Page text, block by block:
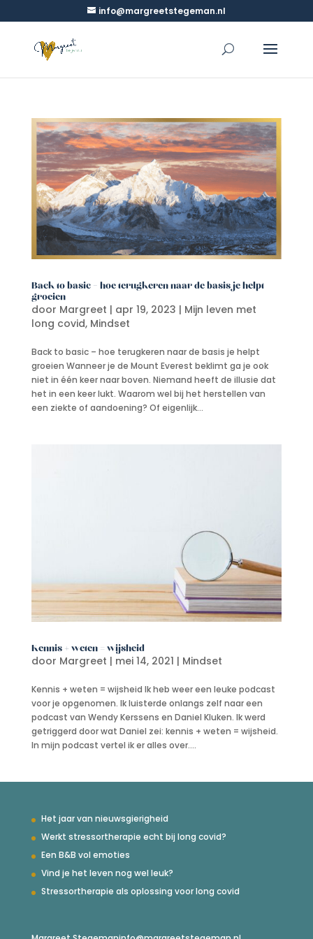
info@margreetstegeman.nl
Back to basic – hoe terugkeren naar de basis je helpt
groeien
door Margreet | apr 19, 2023 | Mijn leven met
long covid, Mindset
Back to basic – hoe terugkeren naar de basis je helpt
groeien Wanneer je de Mount Everest beklimt ga je ook
niet in één keer naar boven. Niemand heeft de illusie dat
het in een keer lukt. Waarom wel bij het herstellen van
een ziekte of aandoening? Of eigenlijk...
Kennis + weten = wijsheid
door Margreet | mei 14, 2021 | Mindset
Kennis + weten = wijsheid Ik heb weer een leuke podcast
voor je opgenomen. Ik luisterde onlangs zelf naar een
podcast van Wendy Kerssens en Daniel Kluken. Ik werd
getriggerd door wat Daniel zei: kennis + weten = wijsheid.
In mijn podcast vertel ik er alles over....
Het jaar van nieuwsgierigheid
Werkt stressortherapie echt bij long covid?
Een B&B vol emoties
Vind je het leven nog wel leuk?
Stressortherapie als oplossing voor long covid